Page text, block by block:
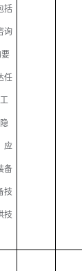
括
询
任
应
备
技
技